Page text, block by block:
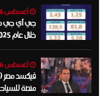
أغسطس 6, 2026
جي آي جي
المالية
أغسطس 6, 2026
منصة